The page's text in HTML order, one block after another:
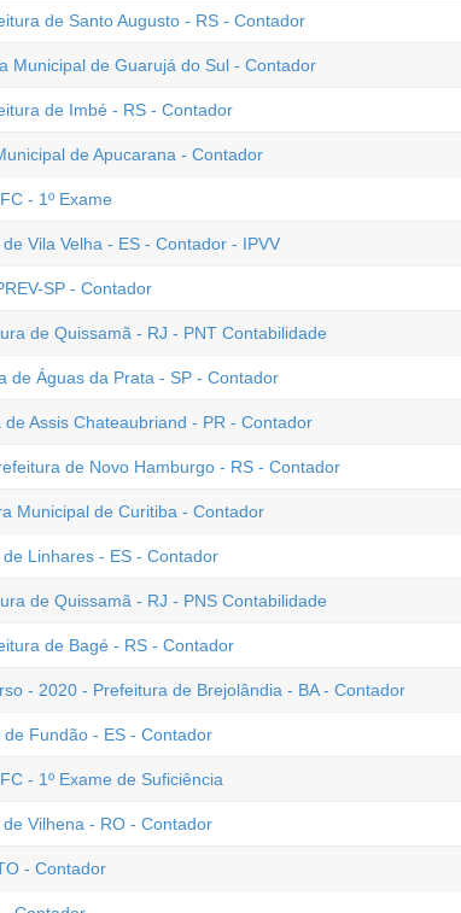
de Santo Augusto - RS - Contador
Municipal de Guarujá do Sul - Contador
de Imbé - RS - Contador
de Apucarana - Contador
- 1º Exame
Vila Velha - ES - Contador - IPVV
SP - Contador
de Quissamã - RJ - PNT Contabilidade
de Águas da Prata - SP - Contador
Assis Chateaubriand - PR - Contador
de Novo Hamburgo - RS - Contador
Municipal de Curitiba - Contador
Linhares - ES - Contador
de Quissamã - RJ - PNS Contabilidade
de Bagé - RS - Contador
- 2020 - Prefeitura de Brejolândia - BA - Contador
Fundão - ES - Contador
- 1º Exame de Suficiência
Vilhena - RO - Contador
- Contador